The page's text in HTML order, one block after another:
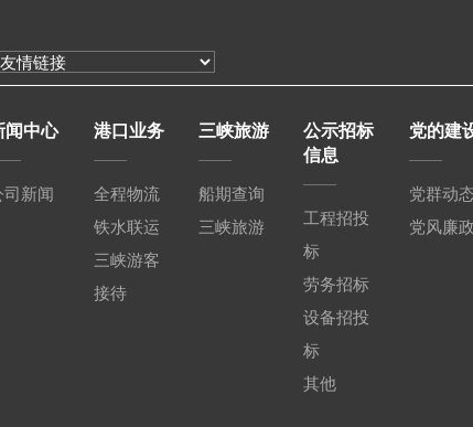
闻中心
司新闻
港口业务
全程物流
铁水联运
三峡游客
接待
三峡旅游
船期查询
三峡旅游
公示招标
信息
工程招投
标
劳务招标
设备招投
标
其他
党的建
党群动态
党风廉政